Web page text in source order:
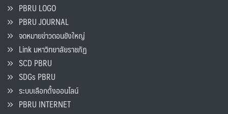
PBRU LOGO
PBRU JOURNAL
จดหมายข่าวดอนขังใหญ่
Link มหาวิทยาลัยราชภัฏ
SCD PBRU
SDGs PBRU
ระบบเลือกตั้งออนไลน์
PBRU INTERNET